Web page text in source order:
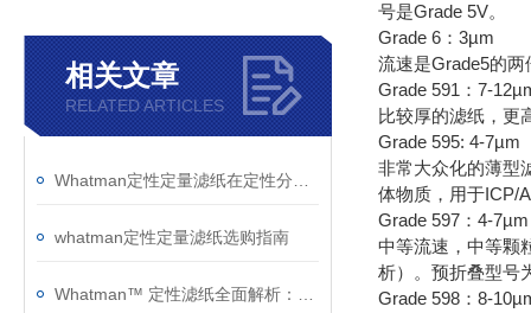
相关文章
RELATED ARTICLES
whatman定性定量滤纸选购指南
号是Grade 5V。
Grade 6：3µm
流速是Grade5的
Grade 591：7-
比较厚的滤纸，更
Grade 595: 4-7µm
非常大众化的薄型
体物质，用于ICP/
Grade 597：4-7µm
中等流速，中等颗
析）。预折叠型号
Grade 598：8-